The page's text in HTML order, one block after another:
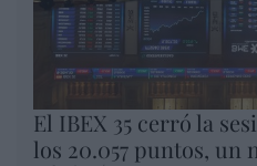
El IBEX 35 cerró la
los 20.057 puntos, un